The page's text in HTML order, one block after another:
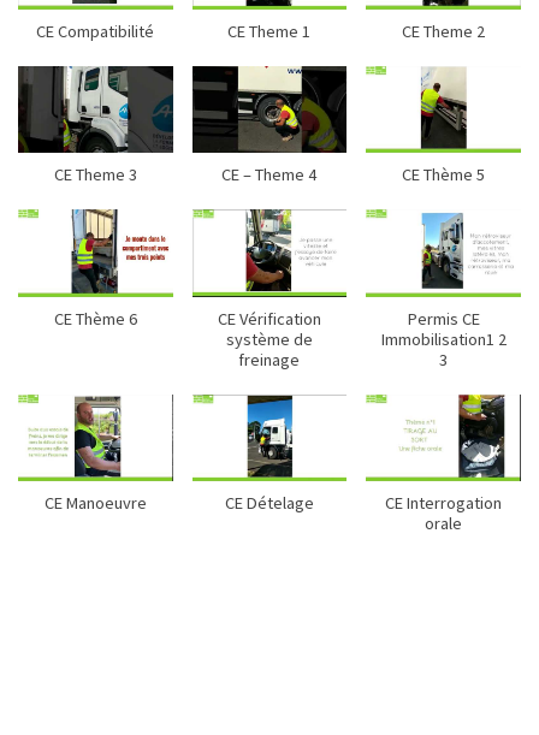
CE Compatibilité CE Theme 1 CE Theme 2
CE Theme 3 CE – Theme 4 CE Thème 5
CE Thème 6
CE Vérification
système de
freinage
Permis CE
Immobilisation1 2
3
CE Manoeuvre CE Dételage
CE Interrogation
orale